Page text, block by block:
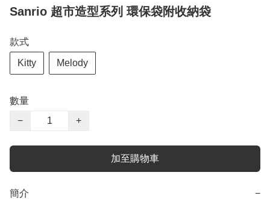
Sanrio 超市造型系列 環保袋附收納袋
款式
Kitty Melody
數量
−
+
加至購物車
簡介 −